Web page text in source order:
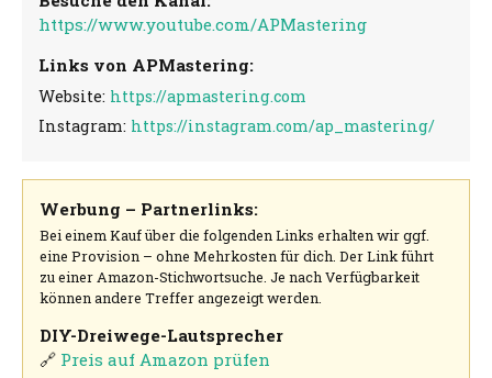
https://www.youtube.com/APMastering
Links von APMastering:
Website: https://apmastering.com
Instagram: https://instagram.com/ap_mastering/
Werbung – Partnerlinks:
Bei einem Kauf über die folgenden Links erhalten wir ggf.
eine Provision – ohne Mehrkosten für dich. Der Link führt
zu einer Amazon-Stichwortsuche. Je nach Verfügbarkeit
können andere Treffer angezeigt werden.
DIY-Dreiwege-Lautsprecher
🔗 Preis auf Amazon prüfen